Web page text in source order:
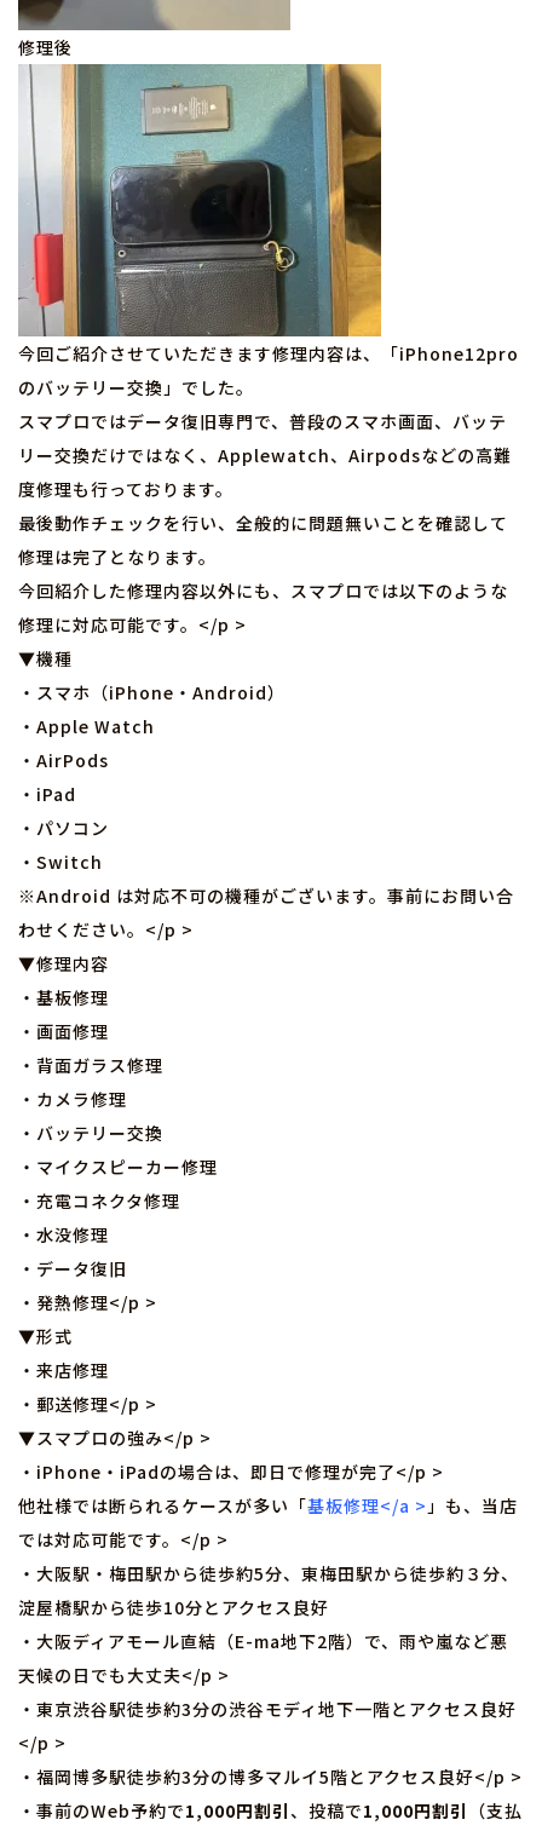
修理後
今回ご紹介させていただきます修理内容は、「iPhone12pro
のバッテリー交換」でした。
スマプロではデータ復旧専門で、普段のスマホ画面、バッテ
リー交換だけではなく、Applewatch、Airpodsなどの高難
度修理も行っております。
最後動作チェックを行い、全般的に問題無いことを確認して
修理は完了となります。
今回紹介した修理内容以外にも、スマプロでは以下のような
修理に対応可能です。</p >
▼機種
・スマホ（iPhone・Android）
・Apple Watch
・AirPods
・iPad
・パソコン
・Switch
※Android は対応不可の機種がございます。事前にお問い合
わせください。</p >
▼修理内容
・基板修理
・画面修理
・背面ガラス修理
・カメラ修理
・バッテリー交換
・マイクスピーカー修理
・充電コネクタ修理
・水没修理
・データ復旧
・発熱修理</p >
▼形式
・来店修理
・郵送修理</p >
▼スマプロの強み</p >
・iPhone・iPadの場合は、即日で修理が完了</p >
他社様では断られるケースが多い「基板修理</a >」も、当店
では対応可能です。</p >
・大阪駅・梅田駅から徒歩約5分、東梅田駅から徒歩約３分、
淀屋橋駅から徒歩10分とアクセス良好
・大阪ディアモール直結（E-ma地下2階）で、雨や嵐など悪
天候の日でも大丈夫</p >
・東京渋谷駅徒歩約3分の渋谷モディ地下一階とアクセス良好
</p >
・福岡博多駅徒歩約3分の博多マルイ5階とアクセス良好</p >
・事前のWeb予約で1,000円割引、投稿で1,000円割引 （支払